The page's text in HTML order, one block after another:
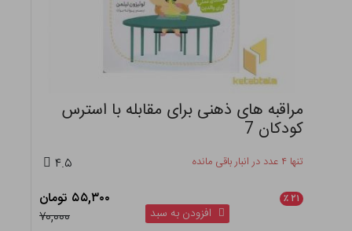
مراقبه های ذهنی برای مقابله با استرس
کودکان 7
تنها ۴ عدد در انبار باقی مانده ۴.۵
۲۱ ٪
۵۵,۳۰۰ تومان
۷۰,۰۰۰
افزودن به سبد